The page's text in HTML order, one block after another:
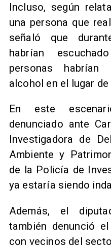
Incluso, según
una persona que
señaló que
habrían
personas habrían
alcohol en el lugar
En este
denunciado ante
Investigadora de
Ambiente y
de la Policía de
ya estaría siendo
Además, el
también denunció
con vecinos del